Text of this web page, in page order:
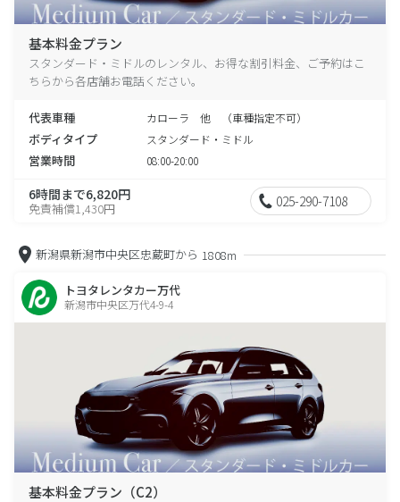
基本料金プラン
スタンダード・ミドルのレンタル、お得な割引料金、ご予約はこ
ちらから各店舗お電話ください。
代表車種 カローラ 他 （車種指定不可）
ボディタイプ スタンダード・ミドル
営業時間 08:00-20:00
6時間まで6,820円
免責補償1,430円 025-290-7108
新潟県新潟市中央区忠蔵町から 1808m
トヨタレンタカー万代
新潟市中央区万代4-9-4
基本料金プラン（C2）